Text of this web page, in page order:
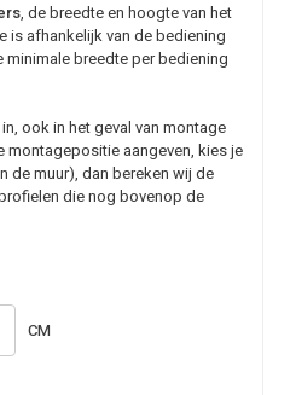
, de breedte en hoogte van het
is afhankelijk van de bediening
breedte per bediening
in, ook in het geval van montage
montagepositie aangeven, kies je
de muur), dan bereken wij de
die nog bovenop de
CM